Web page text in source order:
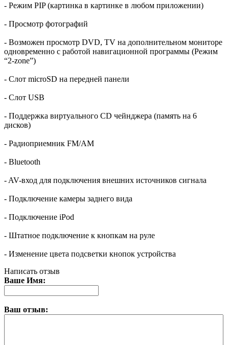
- Режим PIP (картинка в картинке в любом приложении)
- Просмотр фотографий
- Возможен просмотр DVD, TV на дополнительном мониторе
одновременно с работой навигационной программы (Режим
“2-zone”)
- Слот microSD на передней панели
- Слот USB
- Поддержка виртуального CD чейнджера (память на 6
дисков)
- Радиоприемник FM/AM
- Bluetooth
- AV-вход для подключения внешних источников сигнала
- Подключение камеры заднего вида
- Подключение iPod
- Штатное подключение к кнопкам на руле
- Изменение цвета подсветки кнопок устройства
Написать отзыв
Ваше Имя:
Ваш отзыв: